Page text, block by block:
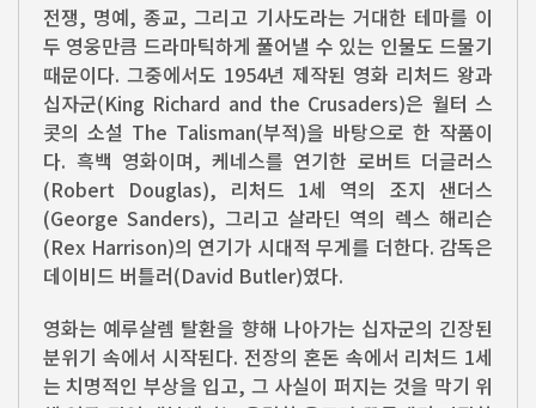
전쟁, 명예, 종교, 그리고 기사도라는 거대한 테마를 이
두 영웅만큼 드라마틱하게 풀어낼 수 있는 인물도 드물기
때문이다. 그중에서도 1954년 제작된 영화 리처드 왕과
십자군(King Richard and the Crusaders)은 월터 스
콧의 소설 The Talisman(부적)을 바탕으로 한 작품이
다. 흑백 영화이며, 케네스를 연기한 로버트 더글러스
(Robert Douglas), 리처드 1세 역의 조지 샌더스
(George Sanders), 그리고 살라딘 역의 렉스 해리슨
(Rex Harrison)의 연기가 시대적 무게를 더한다. 감독은
데이비드 버틀러(David Butler)였다.
영화는 예루살렘 탈환을 향해 나아가는 십자군의 긴장된
분위기 속에서 시작된다. 전장의 혼돈 속에서 리처드 1세
는 치명적인 부상을 입고, 그 사실이 퍼지는 것을 막기 위